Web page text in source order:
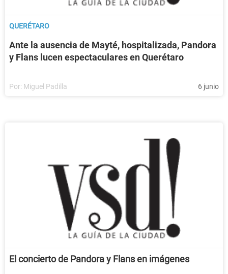
QUERÉTARO
Ante la ausencia de Mayté, hospitalizada, Pandora
y Flans lucen espectaculares en Querétaro
Por: Miguel Padilla 6 junio
El concierto de Pandora y Flans en imágenes